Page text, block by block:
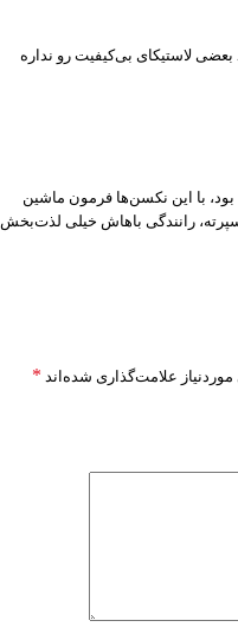
بعضی لاستیکای بی‌کیفیت رو نداره
بود، با این نکسن‌ها فرمون ماشین
رانندگی باهاش خیلی لذت‌بخش
علامت‌گذاری شده‌اند *